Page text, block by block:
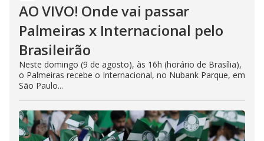
AO VIVO! Onde vai passar
Palmeiras x Internacional pelo
Brasileirão
Neste domingo (9 de agosto), às 16h (horário de Brasília),
o Palmeiras recebe o Internacional, no Nubank Parque, em
São Paulo...